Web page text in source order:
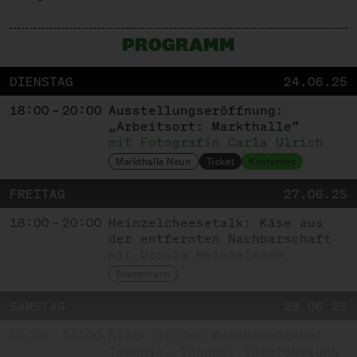
PROGRAMM
DIENSTAG
24.06.25
18:00 – 20:00 Ausstellungs­eröffnung:
„Arbeitsort: Markthalle”
mit Fotografin Carla Ulrich
Markthalle Neun Ticket Kostenlos
FREITAG
27.06.25
18:00 – 20:00 Heinzelcheesetalk: Käse aus
der entfernten Nachbarschaft